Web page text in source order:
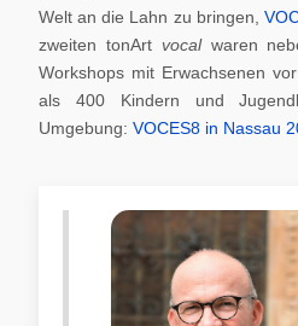
Welt an die Lahn zu bringen,
zweiten tonArt vocalwaren
Workshops mit Erwachsenen
als 400 Kindern und
Umgebung: VOCES8 in Nassau